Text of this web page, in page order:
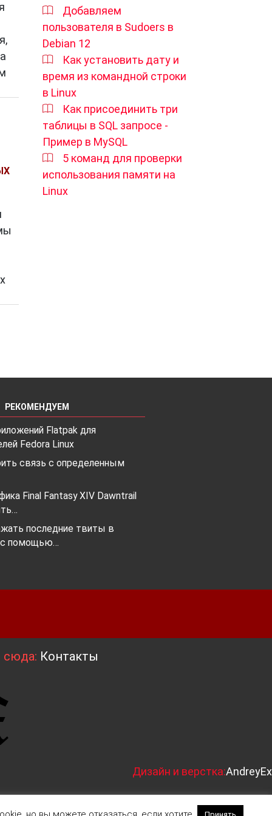
Добавляем
пользователя в Sudoers в
Debian 12
Как установить дату и
время из командной строки
в Linux
Как присоединить три
таблицы в SQL запросе -
Пример в MySQL
5 команд для проверки
использования памяти на
Linux
РЕКОМЕНДУЕМ
Flatpak для
Fedora Linux
связь с определенным
Final Fantasy XIV Dawntrail
последние твиты в
с помощью…
сюда: Контакты
Дизайн и верстка:AndreyEx